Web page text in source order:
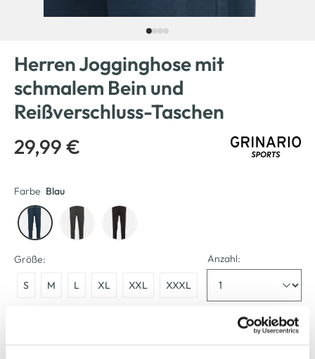
Herren Jogginghose mit
schmalem Bein und
Reißverschluss-Taschen
29,99 €
Farbe Blau
Größe:
S M L XL XXL XXXL
Anzahl: